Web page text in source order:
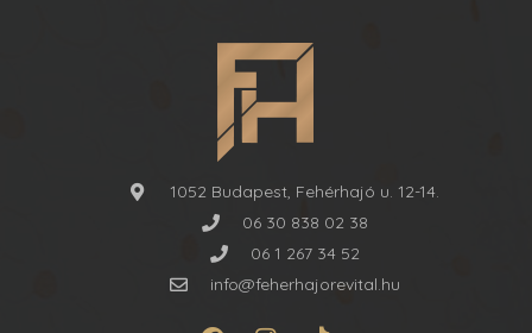
1052 Budapest, Fehérhajó u. 12-14.
06 30 838 02 38
06 1 267 34 52
info@feherhajorevital.hu